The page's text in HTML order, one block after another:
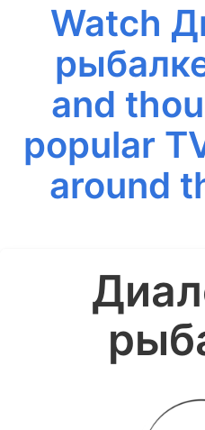
Watch
and
popular
around